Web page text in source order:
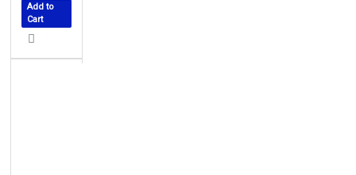
Add to
Cart